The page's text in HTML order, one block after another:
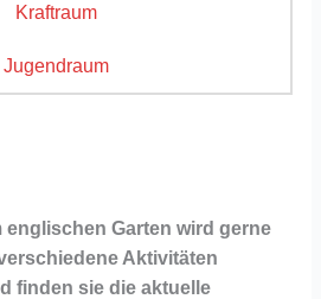
Kraftraum
Jugendraum
englischen Garten wird gerne
Aktivitäten
finden sie die aktuelle